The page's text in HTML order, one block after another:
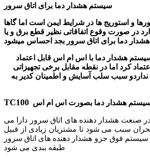
سیستم هشدار دما برای اتاق سرور
اتاق سرور مانند سرورها و استوریج ها در شرایط ایمن است اما گاها
در صورت وقوع اتفاقاتی نظیر قطع برق و یا
هشدار دما با اس ام اس قابل اعتماد
کرد اما در نقطه مقابل برخی تجهیزاتی
نداردو سبب سلب آسایش و اطمینان کدیر به
TC100
صنعت هشدار دهنده های اتاق سرور دارا می
بحران سبب می شود تا مشتریان زیادی از قبیل
سیستم فوق جزو هشدار دهنده های اتاق سرور
طبقه بندی می شود